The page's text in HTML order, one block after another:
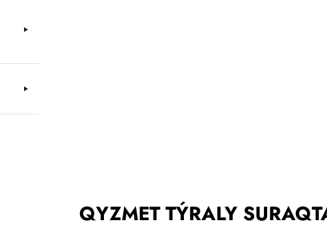
QYZMET TÝRALY